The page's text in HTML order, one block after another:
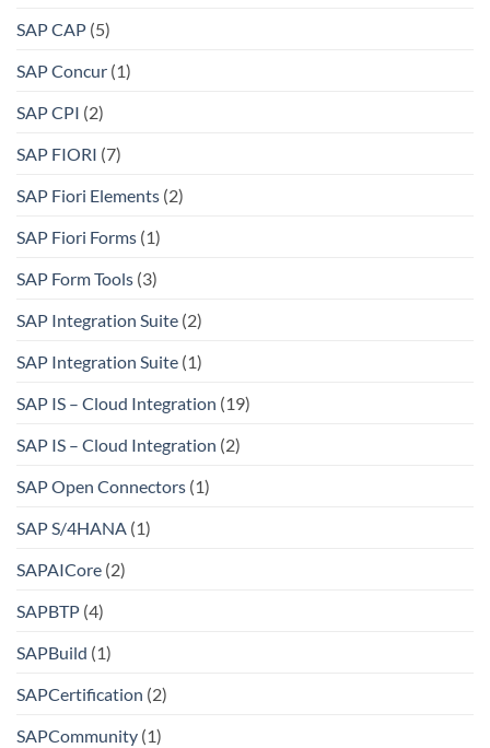
SAP CAP (5)
SAP Concur (1)
SAP CPI (2)
SAP FIORI (7)
SAP Fiori Elements (2)
SAP Fiori Forms (1)
SAP Form Tools (3)
SAP Integration Suite (2)
SAP Integration Suite (1)
SAP IS – Cloud Integration (19)
SAP IS – Cloud Integration (2)
SAP Open Connectors (1)
SAP S/4HANA (1)
SAPAICore (2)
SAPBTP (4)
SAPBuild (1)
SAPCertification (2)
SAPCommunity (1)